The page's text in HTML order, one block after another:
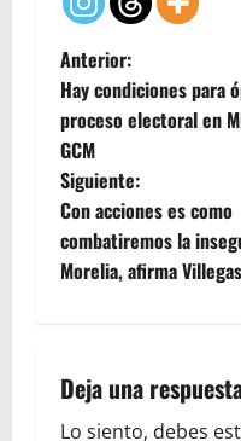
N
a
v
e
g
c
i
Anterior:
Hay condiciones para
proceso electoral en
GCM
Siguiente:
Con acciones es como
combatiremos la
Morelia, afirma
Deja una
Lo siento, debes